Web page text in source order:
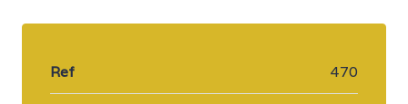
Ref 470